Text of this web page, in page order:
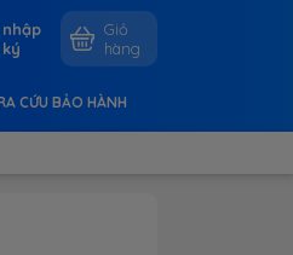
Giỏ
hàng
CỨU BẢO HÀNH